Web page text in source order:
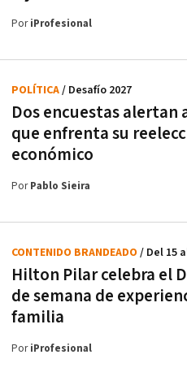
PoriProfesional
Dos encuestas alertan
que enfrenta su
económico
POLÍTICA/ Desafío 2027
PorPablo Sieira
Hilton Pilar celebra el
de semana de
familia
CONTENIDO BRANDEADO / Del 15
PoriProfesional